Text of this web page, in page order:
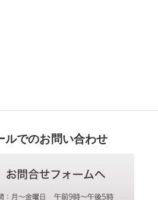
ルでのお問い合わせ